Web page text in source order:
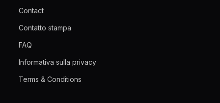
Contact
Contatto stampa
FAQ
Informativa sulla privacy
Terms & Conditions